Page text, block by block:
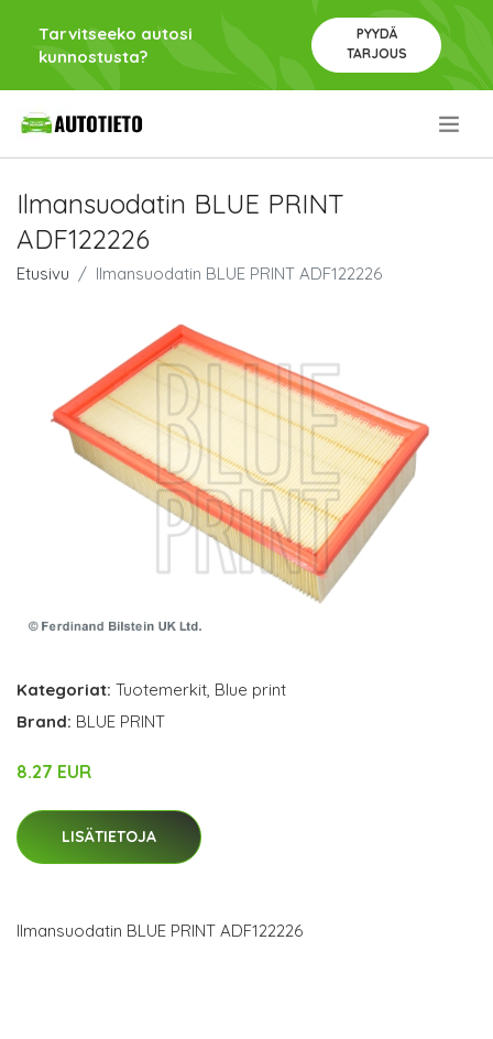
Tarvitseeko autosi
kunnostusta?
PYYDÄ
TARJOUS
Ilmansuodatin BLUE PRINT
ADF122226
Etusivu Ilmansuodatin BLUE PRINT ADF122226
Kategoriat: Tuotemerkit, Blue print
Brand: BLUE PRINT
8.27 EUR
LISÄTIETOJA
Ilmansuodatin BLUE PRINT ADF122226